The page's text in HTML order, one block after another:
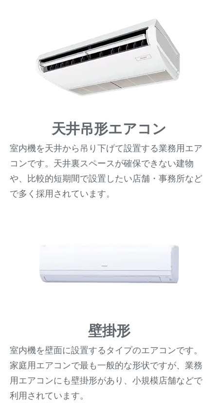
天井吊形エアコン
室内機を天井から吊り下げて設置する業務用エア
コンです。天井裏スペースが確保できない建物
や、比較的短期間で設置したい店舗・事務所など
で多く採用されています。
壁掛形
室内機を壁面に設置するタイプのエアコンです。
家庭用エアコンで最も一般的な形状ですが、業務
用エアコンにも壁掛形があり、小規模店舗などで
利用されています。